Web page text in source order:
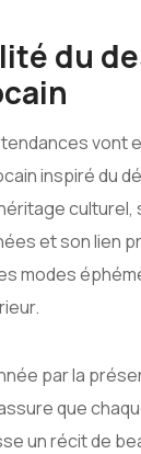
du
vont
inspiré du
culturel,
et son lien
modes
par la
que
un récit de